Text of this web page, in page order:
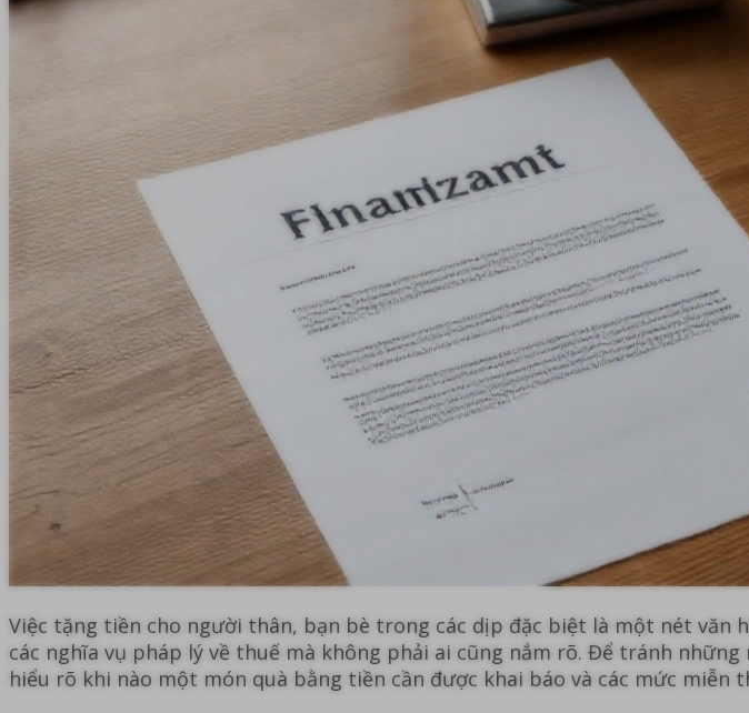
Việc tặng tiền cho người thân, bạn bè trong các dịp đặc biệt là một nét
các nghĩa vụ pháp lý về thuế mà không phải ai cũng nắm rõ. Để tránh
hiểu rõ khi nào một món quà bằng tiền cần được khai báo và các mức miễn